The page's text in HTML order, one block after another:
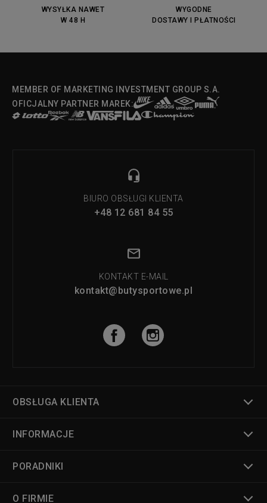
WYSYŁKA NAWET
W 48 H
WYGODNE
DOSTAWY I PŁATNOŚCI
MEMBER OF MARKETING INVESTMENT GROUP S.A.
OFICJALNY PARTNER MAREK:
BIURO OBSŁUGI KLIENTA
+48 12 681 84 55
KONTAKT E-MAIL
kontakt@butysportowe.pl
OBSŁUGA KLIENTA
INFORMACJE
PORADNIKI
O FIRMIE